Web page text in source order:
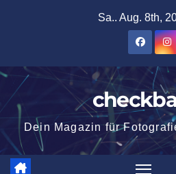
Sa.. Aug. 8th,
Dein Magazin für